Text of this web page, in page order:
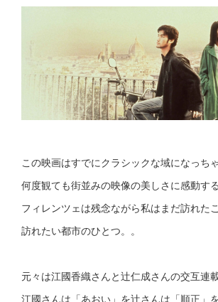
この映画はすでにクラシックな域になっち
何度観ても街並みの映像の美しさに感動する
フィレンツェは残念ながら私はまだ訪れた
訪れたい都市のひとつ。。
元々は江國香織さんと辻仁成さんの交互連載
江國さんは「あおい」を辻さんは「順正」を